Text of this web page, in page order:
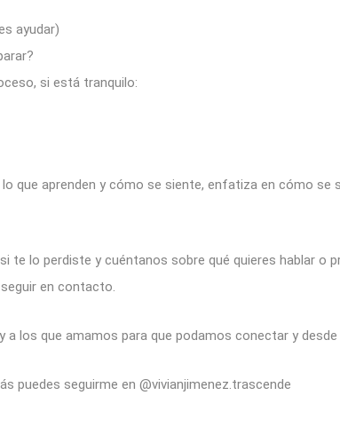
ayudar)
si está tranquilo:
que aprenden y cómo se siente, enfatiza en cómo se
te lo perdiste y cuéntanos sobre qué quieres hablar o
en contacto.
los que amamos para que podamos conectar y desde
puedes seguirme en @vivianjimenez.trascende